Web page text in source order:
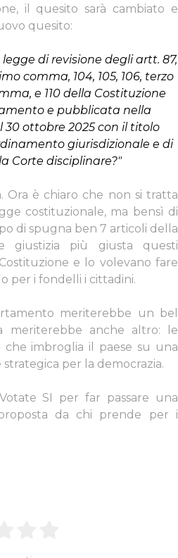
il quesito sarà cambiato e
quesito:
di revisione degli artt. 87,
comma, 104, 105, 106, terzo
e 110 della Costituzione
e pubblicata nella
30 ottobre 2025 con il titolo
giurisdizionale e di
Corte disciplinare?"
Ora è chiaro che non si tratta
costituzionale, ma bensì di
di spugna ben 7 articoli della
giustizia più giusta questi
e lo volevano fare
per i fondelli i cittadini.
meriterebbe un bel
meriterebbe anche altro: le
che imbroglia il paese su una
per la democrazia.
SI per far passare una
da chi prende per i